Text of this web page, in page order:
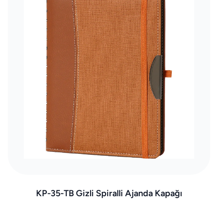
KP-35-TB Gizli Spiralli Ajanda Kapağı